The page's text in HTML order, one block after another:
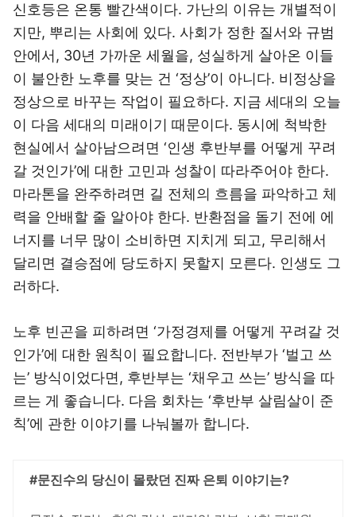
신호등은 온통 빨간색이다. 가난의 이유는 개별적이
지만, 뿌리는 사회에 있다. 사회가 정한 질서와 규범
안에서, 30년 가까운 세월을, 성실하게 살아온 이들
이 불안한 노후를 맞는 건 ‘정상’이 아니다. 비정상을
정상으로 바꾸는 작업이 필요하다. 지금 세대의 오늘
이 다음 세대의 미래이기 때문이다. 동시에 척박한
현실에서 살아남으려면 ‘인생 후반부를 어떻게 꾸려
갈 것인가’에 대한 고민과 성찰이 따라주어야 한다.
마라톤을 완주하려면 길 전체의 흐름을 파악하고 체
력을 안배할 줄 알아야 한다. 반환점을 돌기 전에 에
너지를 너무 많이 소비하면 지치게 되고, 무리해서
달리면 결승점에 당도하지 못할지 모른다. 인생도 그
러하다.
노후 빈곤을 피하려면 ‘가정경제를 어떻게 꾸려갈 것
인가’에 대한 원칙이 필요합니다. 전반부가 ‘벌고 쓰
는’ 방식이었다면, 후반부는 ‘채우고 쓰는’ 방식을 따
르는 게 좋습니다. 다음 회차는 ‘후반부 살림살이 준
칙’에 관한 이야기를 나눠볼까 합니다.
#문진수의 당신이 몰랐던 진짜 은퇴 이야기는?